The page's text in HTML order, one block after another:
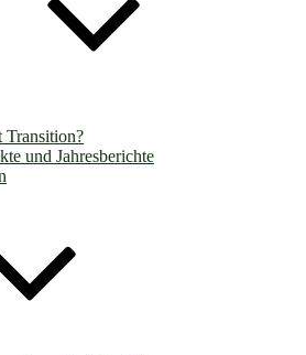
Transition?
und Jahresberichte